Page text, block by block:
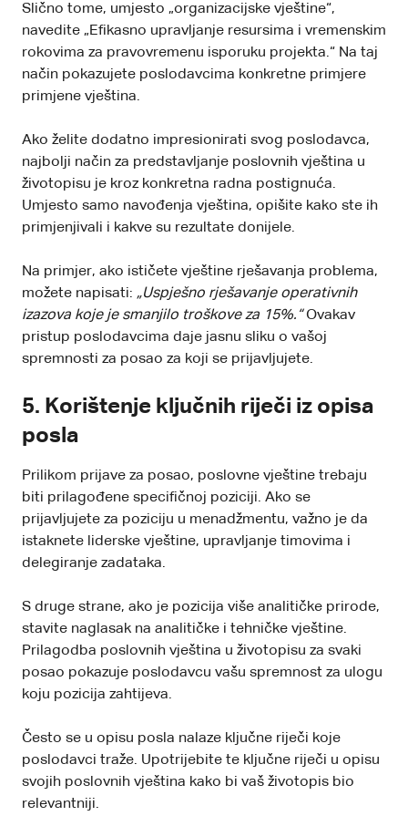
Slično tome, umjesto „organizacijske vještine“,
navedite „Efikasno upravljanje resursima i vremenskim
rokovima za pravovremenu isporuku projekta.“ Na taj
način pokazujete poslodavcima konkretne primjere
primjene vještina.
Ako želite dodatno impresionirati svog poslodavca,
najbolji način za predstavljanje poslovnih vještina u
životopisu je kroz konkretna radna postignuća.
Umjesto samo navođenja vještina, opišite kako ste ih
primjenjivali i kakve su rezultate donijele.
Na primjer, ako ističete vještine rješavanja problema,
možete napisati: „Uspješno rješavanje operativnih
izazova koje je smanjilo troškove za 15%.“Ovakav
pristup poslodavcima daje jasnu sliku o vašoj
spremnosti za posao za koji se prijavljujete.
5. Korištenje ključnih riječi iz opisa
posla
Prilikom prijave za posao, poslovne vještine trebaju
biti prilagođene specifičnoj poziciji. Ako se
prijavljujete za poziciju u menadžmentu, važno je da
istaknete liderske vještine, upravljanje timovima i
delegiranje zadataka.
S druge strane, ako je pozicija više analitičke prirode,
stavite naglasak na analitičke i tehničke vještine.
Prilagodba poslovnih vještina u životopisu za svaki
posao pokazuje poslodavcu vašu spremnost za ulogu
koju pozicija zahtijeva.
Često se u opisu posla nalaze ključne riječi koje
poslodavci traže. Upotrijebite te ključne riječi u opisu
svojih poslovnih vještina kako bi vaš životopis bio
relevantniji.